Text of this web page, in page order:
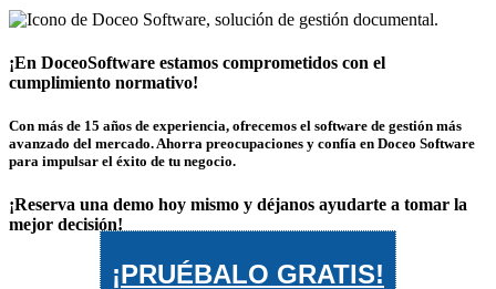
¡En DoceoSoftware estamos comprometidos con el
cumplimiento normativo!
Con más de 15 años de experiencia, ofrecemos el software de gestión más
avanzado del mercado. Ahorra preocupaciones y confía en Doceo Software
para impulsar el éxito de tu negocio.
¡Reserva una demo hoy mismo y déjanos ayudarte a tomar la
mejor decisión!
¡PRUÉBALO GRATIS!